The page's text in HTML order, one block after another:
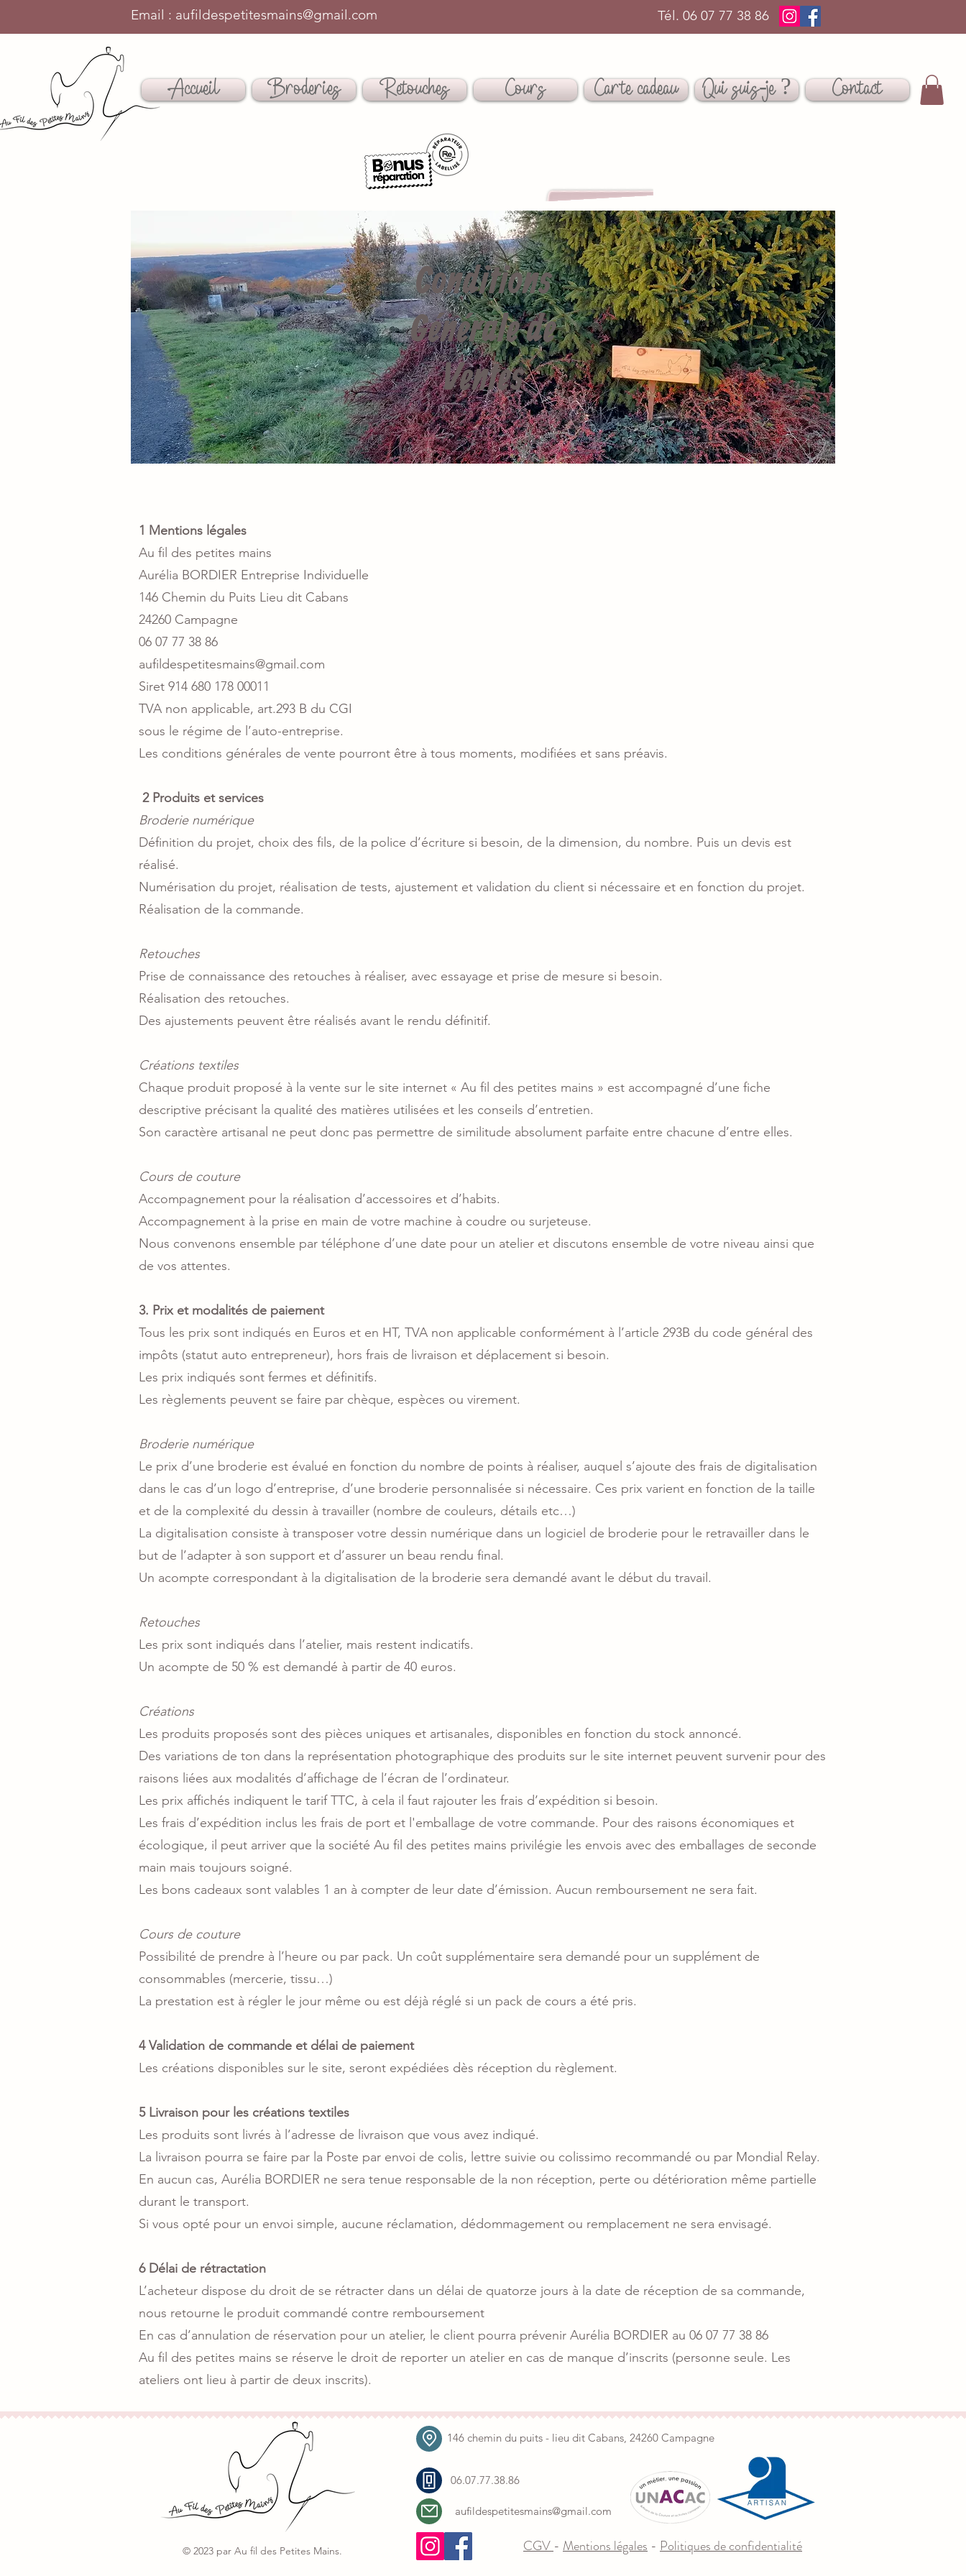
Email : aufildespetitesmains@gmail.com Tél. 06 07 77 38 86
Accueil Broderies Retouches Cours Carte cadeau Qui suis-je ? Contact
Conditions
Générale de
Ventes
1 Mentions légales
Au fil des petites mains
Aurélia BORDIER Entreprise Individuelle
146 Chemin du Puits Lieu dit Cabans
24260 Campagne
06 07 77 38 86
aufildespetitesmains@gmail.com
Siret 914 680 178 00011
TVA non applicable, art.293 B du CGI
sous le régime de l’auto-entreprise.
Les conditions générales de vente pourront être à tous moments, modifiées et sans préavis.
2 Produits et services
Broderie numérique
Définition du projet, choix des fils, de la police d’écriture si besoin, de la dimension, du nombre. Puis un devis est
réalisé.
Numérisation du projet, réalisation de tests, ajustement et validation du client si nécessaire et en fonction du projet.
Réalisation de la commande.
Retouches
Prise de connaissance des retouches à réaliser, avec essayage et prise de mesure si besoin.
Réalisation des retouches.
Des ajustements peuvent être réalisés avant le rendu définitif.
Créations textiles
Chaque produit proposé à la vente sur le site internet « Au fil des petites mains » est accompagné d’une fiche
descriptive précisant la qualité des matières utilisées et les conseils d’entretien.
Son caractère artisanal ne peut donc pas permettre de similitude absolument parfaite entre chacune d’entre elles.
Cours de couture
Accompagnement pour la réalisation d’accessoires et d’habits.
Accompagnement à la prise en main de votre machine à coudre ou surjeteuse.
Nous convenons ensemble par téléphone d’une date pour un atelier et discutons ensemble de votre niveau ainsi que
de vos attentes.
3. Prix et modalités de paiement
Tous les prix sont indiqués en Euros et en HT, TVA non applicable conformément à l’article 293B du code général des
impôts (statut auto entrepreneur), hors frais de livraison et déplacement si besoin.
Les prix indiqués sont fermes et définitifs.
Les règlements peuvent se faire par chèque, espèces ou virement.
Broderie numérique
Le prix d’une broderie est évalué en fonction du nombre de points à réaliser, auquel s’ajoute des frais de digitalisation
dans le cas d’un logo d’entreprise, d’une broderie personnalisée si nécessaire. Ces prix varient en fonction de la taille
et de la complexité du dessin à travailler (nombre de couleurs, détails etc…)
La digitalisation consiste à transposer votre dessin numérique dans un logiciel de broderie pour le retravailler dans le
but de l’adapter à son support et d’assurer un beau rendu final.
Un acompte correspondant à la digitalisation de la broderie sera demandé avant le début du travail.
Retouches
Les prix sont indiqués dans l’atelier, mais restent indicatifs.
Un acompte de 50 % est demandé à partir de 40 euros.
Créations
Les produits proposés sont des pièces uniques et artisanales, disponibles en fonction du stock annoncé.
Des variations de ton dans la représentation photographique des produits sur le site internet peuvent survenir pour des
raisons liées aux modalités d’affichage de l’écran de l’ordinateur.
Les prix affichés indiquent le tarif TTC, à cela il faut rajouter les frais d’expédition si besoin.
Les frais d’expédition inclus les frais de port et l'emballage de votre commande. Pour des raisons économiques et
écologique, il peut arriver que la société Au fil des petites mains privilégie les envois avec des emballages de seconde
main mais toujours soigné.
Les bons cadeaux sont valables 1 an à compter de leur date d’émission. Aucun remboursement ne sera fait.
Cours de couture
Possibilité de prendre à l’heure ou par pack. Un coût supplémentaire sera demandé pour un supplément de
consommables (mercerie, tissu…)
La prestation est à régler le jour même ou est déjà réglé si un pack de cours a été pris.
4 Validation de commande et délai de paiement
Les créations disponibles sur le site, seront expédiées dès réception du règlement.
5 Livraison pour les créations textiles
Les produits sont livrés à l’adresse de livraison que vous avez indiqué.
La livraison pourra se faire par la Poste par envoi de colis, lettre suivie ou colissimo recommandé ou par Mondial Relay.
En aucun cas, Aurélia BORDIER ne sera tenue responsable de la non réception, perte ou détérioration même partielle
durant le transport.
Si vous opté pour un envoi simple, aucune réclamation, dédommagement ou remplacement ne sera envisagé.
6 Délai de rétractation
L’acheteur dispose du droit de se rétracter dans un délai de quatorze jours à la date de réception de sa commande,
nous retourne le produit commandé contre remboursement
En cas d’annulation de réservation pour un atelier, le client pourra prévenir Aurélia BORDIER au 06 07 77 38 86
Au fil des petites mains se réserve le droit de reporter un atelier en cas de manque d’inscrits (personne seule. Les
ateliers ont lieu à partir de deux inscrits).
© 2023 par Au fil des Petites Mains.
146 chemin du puits - lieu dit Cabans, 24260 Campagne
06.07.77.38.86
aufildespetitesmains@gmail.com
CGV - Mentions légales - Politiques de confidentialité